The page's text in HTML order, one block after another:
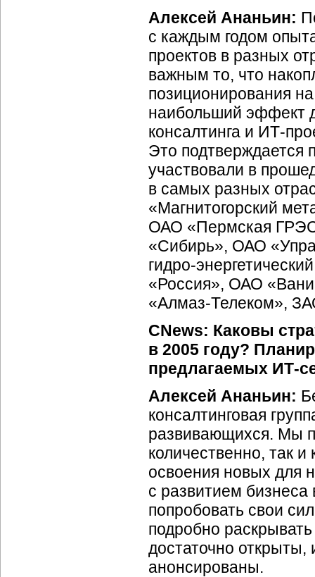
Алексей Ананьин:
с каждым годом
проектов в разных
важным то, что
позиционирования
наибольший эффект
консалтинга и ИТ-
Это подтверждается
участвовали в
в самых разных
«Магнитогорский
ОАО «Пермская
«Сибирь», ОАО
гидро-энергетический
«Россия», ОАО
«Алмаз-Телеком»,
CNews: Каковы
в 2005 году?
предлагаемых ИТ-
Алексей Ананьин:
консалтинговая
развивающихся. Мы
количественно, так
освоения новых для
с развитием
попробовать свои
подробно
достаточно
анонсированы.